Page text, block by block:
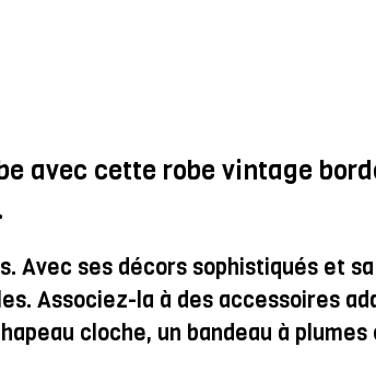
avec cette robe vintage
Avec ses décors sophistiqués et
Associez-la à des accessoires
cloche, un bandeau à